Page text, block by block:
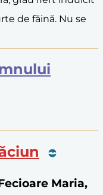
de făină. Nu se
Maria,